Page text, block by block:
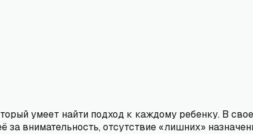
умеет найти подход к каждому ребенку. В
за внимательность, отсутствие «лишних»